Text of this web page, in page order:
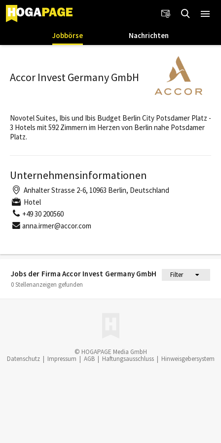
Jobbörse Nachrichten
Jobs der Firma Accor Invest Germany GmbH
Filter
0 Stellenanzeigen gefunden
Accor Invest Germany GmbH
Novotel Suites, Ibis und Ibis Budget Berlin City Potsdamer Platz -
3 Hotels mit 592 Zimmern im Herzen von Berlin nahe Potsdamer
Platz.
Unternehmensinformationen
Anhalter Strasse 2-6, 10963 Berlin, Deutschland
Hotel
+49 30 200560
anna.irmer@accor.com
© HOGAPAGE Media GmbH
Datenschutz | Impressum | AGB | Haftungsausschluss | Hinweisgebersystem